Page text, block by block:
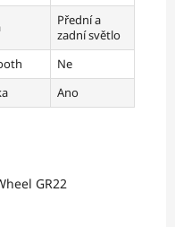
Přední a
zadní světlo
Ne
Ano
GR22